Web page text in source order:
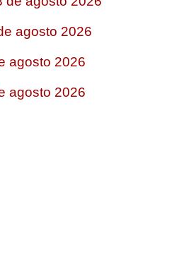
agosto 2026
agosto 2026
agosto 2026